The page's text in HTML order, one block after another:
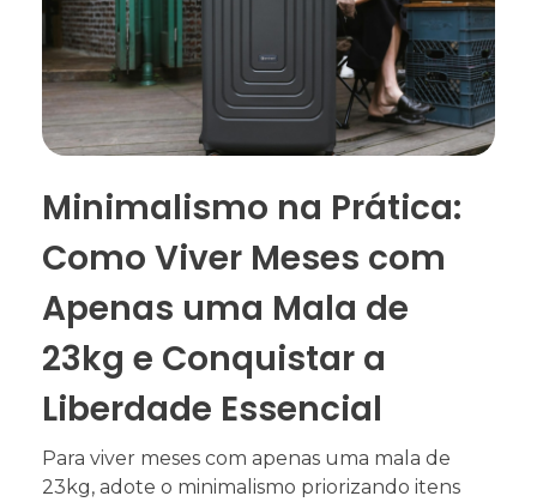
Minimalismo na Prática:
Como Viver Meses com
Apenas uma Mala de
23kg e Conquistar a
Liberdade Essencial
Para viver meses com apenas uma mala de
23kg, adote o minimalismo priorizando itens